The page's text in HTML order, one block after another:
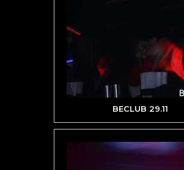
BECLUB 29.11